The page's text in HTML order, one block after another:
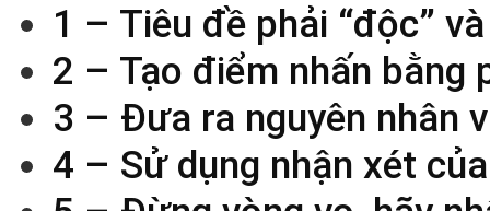
1 – Tiêu đề phải “độc” và
2 – Tạo điểm nhấn bằng
3 – Đưa ra nguyên nhân
4 – Sử dụng nhận xét